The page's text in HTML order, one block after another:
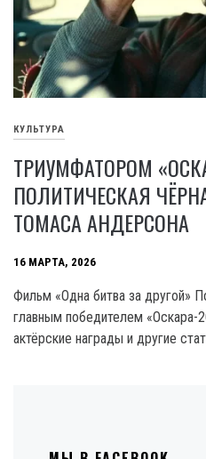
КУЛЬТУРА
ТРИУМФАТОРОМ
ПОЛИТИЧЕСКАЯ
ТОМАСА АНДЕРСОНА
16 МАРТА, 2026
Фильм «Одна битва за другой»
главным победителем «Оскара-
актёрские награды и другие